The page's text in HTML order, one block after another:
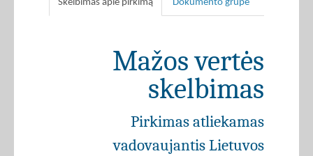
Skelbimas apie pirkimą Dokumento grupė
Mažos vertės
skelbimas
Pirkimas atliekamas
vadovaujantis Lietuvos